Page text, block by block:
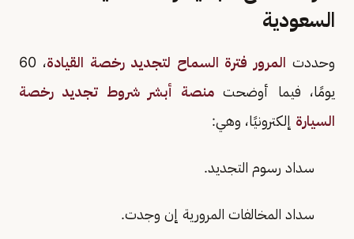
السعودية
وحددت المرور فترة السماح لتجديد رخصة القيادة
، 60
يومًا، فيما أوضحتمنصة أبشر شروط تجديد رخصة
السيارة إلكترونيًا، وهي:
سداد رسوم التجديد.
سداد المخالفات المرورية إن وجدت.